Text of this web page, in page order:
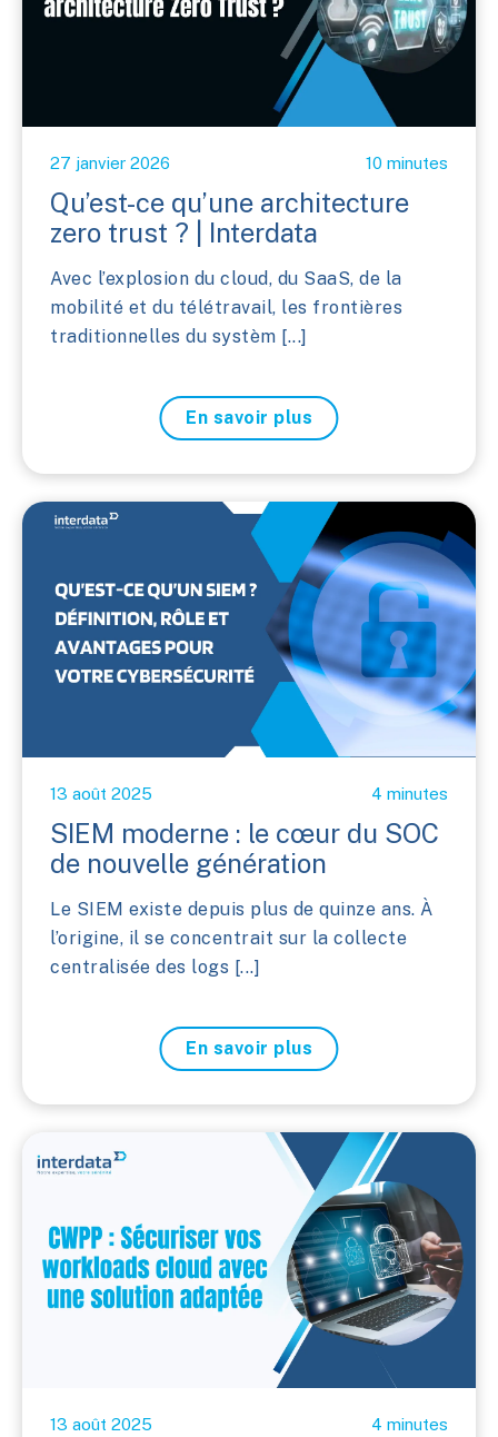
27 janvier 2026 10 minutes
Qu’est-ce qu’une architecture
zero trust ? | Interdata
Avec l’explosion du cloud, du SaaS, de la
mobilité et du télétravail, les frontières
traditionnelles du systèm [...]
En savoir plus
13 août 2025 4 minutes
SIEM moderne : le cœur du SOC
de nouvelle génération
Le SIEM existe depuis plus de quinze ans. À
l’origine, il se concentrait sur la collecte
centralisée des logs [...]
En savoir plus
13 août 2025 4 minutes